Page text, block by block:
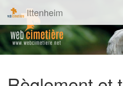
Ittenheim